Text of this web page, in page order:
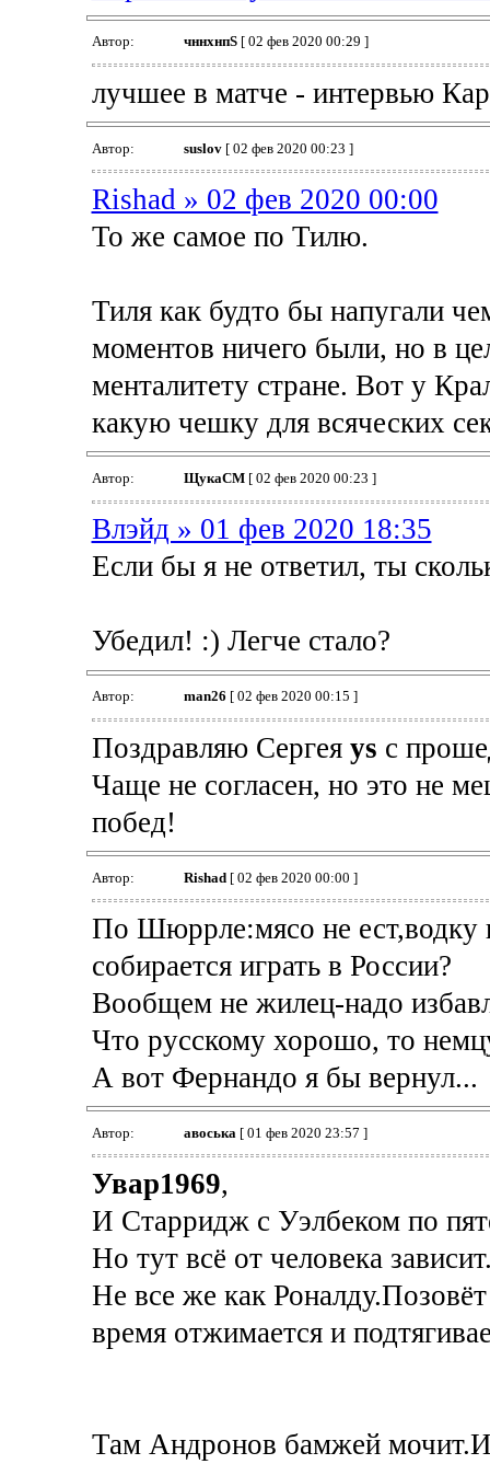
Автор: чннхнпS[ 02 фев 2020 00:29 ]
лучшее в матче - интервью
Автор: suslov[ 02 фев 2020 00:23 ]
Rishad » 02 фев 2020 00:00
То же самое по Тилю.
Тиля как будто бы напугали
моментов ничего были, но в
менталитету стране. Вот у
какую чешку для всяческих
Автор: ЩукаСМ[ 02 фев 2020 00:23 ]
Влэйд » 01 фев 2020 18:35
Если бы я не ответил, ты
Убедил! :) Легче стало?
Автор: man26 [ 02 фев 2020 00:15 ]
Поздравляю Сергея ys с
Чаще не согласен, но это не
побед!
Автор: Rishad[ 02 фев 2020 00:00 ]
По Шюррле:мясо не ест,водку
собирается играть в России?
Вообщем не жилец-надо
Что русскому хорошо, то
А вот Фернандо я бы вернул...
Автор: авоська [ 01 фев 2020 23:57 ]
Увар1969,
И Старридж с Уэлбеком по
Но тут всё от человека
Не все же как
время отжимается и
Там Андронов бамжей